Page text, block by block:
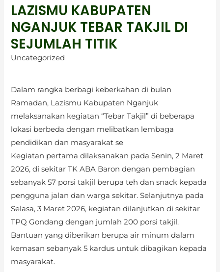
LAZISMU KABUPATEN
NGANJUK TEBAR TAKJIL DI
SEJUMLAH TITIK
Uncategorized
Dalam rangka berbagi keberkahan di bulan
Ramadan, Lazismu Kabupaten Nganjuk
melaksanakan kegiatan “Tebar Takjil” di beberapa
lokasi berbeda dengan melibatkan lembaga
pendidikan dan masyarakat se
Kegiatan pertama dilaksanakan pada Senin, 2 Maret
2026, di sekitar TK ABA Baron dengan pembagian
sebanyak 57 porsi takjil berupa teh dan snack kepada
pengguna jalan dan warga sekitar. Selanjutnya pada
Selasa, 3 Maret 2026, kegiatan dilanjutkan di sekitar
TPQ Gondang dengan jumlah 200 porsi takjil.
Bantuan yang diberikan berupa air minum dalam
kemasan sebanyak 5 kardus untuk dibagikan kepada
masyarakat.